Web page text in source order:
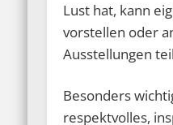
Lust hat, kann
vorstellen oder
Ausstellungen
Besonders
respektvolles,